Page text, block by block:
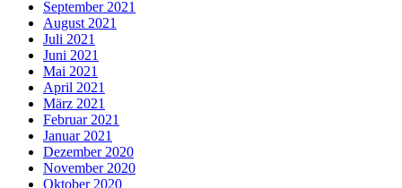
September 2021
August 2021
Juli 2021
Juni 2021
Mai 2021
April 2021
März 2021
Februar 2021
Januar 2021
Dezember 2020
November 2020
Oktober 2020